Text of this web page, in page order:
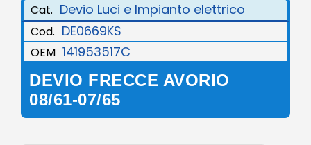
Cat. Devio Luci e Impianto elettrico
Cod. DE0669KS
OEM 141953517C
DEVIO FRECCE AVORIO
08/61-07/65